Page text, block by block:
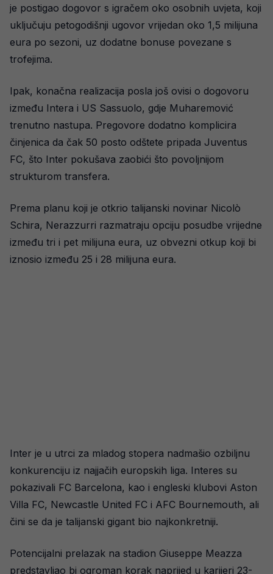
je postigao dogovor s igračem oko osobnih uvjeta, koji
uključuju petogodišnji ugovor vrijedan oko 1,5 milijuna
eura po sezoni, uz dodatne bonuse povezane s
trofejima.
Ipak, konačna realizacija posla još ovisi o dogovoru
između Intera i US Sassuolo, gdje Muharemović
trenutno nastupa. Pregovore dodatno komplicira
činjenica da čak 50 posto odštete pripada Juventus
FC, što Inter pokušava zaobići što povoljnijom
strukturom transfera.
Prema planu koji je otkrio talijanski novinar Nicolò
Schira, Nerazzurri razmatraju opciju posudbe vrijedne
između tri i pet milijuna eura, uz obvezni otkup koji bi
iznosio između 25 i 28 milijuna eura.
Inter je u utrci za mladog stopera nadmašio ozbiljnu
konkurenciju iz najjačih europskih liga. Interes su
pokazivali FC Barcelona, kao i engleski klubovi Aston
Villa FC, Newcastle United FC i AFC Bournemouth, ali
čini se da je talijanski gigant bio najkonkretniji.
Potencijalni prelazak na stadion Giuseppe Meazza
predstavljao bi ogroman korak naprijed u karijeri 23-